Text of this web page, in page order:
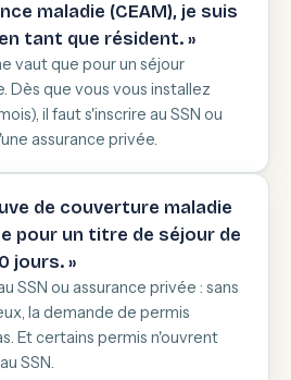
maladie (CEAM), je suis
tant que résident. »
vaut que pour un séjour
Dès que vous vous installez
il faut s'inscrire au SSN ou
assurance privée.
de couverture maladie
pour un titre de séjour de
jours. »
SSN ou assurance privée : sans
la demande de permis
Et certains permis n'ouvrent
SSN.